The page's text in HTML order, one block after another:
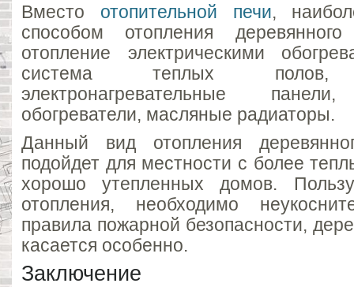
Вместо отопительной печи,
способом отопления
отопление электрическими
система теплых полов,
электронагревательные
обогреватели, масляные радиаторы.
Данный вид отопления
подойдет для местности с более
хорошо утепленных домов.
отопления, необходимо
правила пожарной безопасности,
касается особенно.
Заключение